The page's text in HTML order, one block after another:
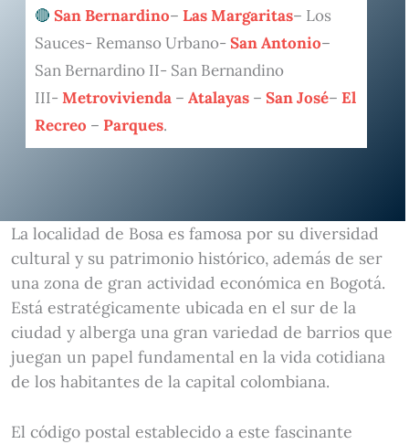
San Bernardino– Las Margaritas– Los
Sauces- Remanso Urbano- San Antonio–
San Bernardino II- San Bernandino
III- Metrovivienda– Atalayas– San José– El
Recreo – Parques.
La localidad de Bosa es famosa por su diversidad
cultural y su patrimonio histórico, además de ser
una zona de gran actividad económica en Bogotá.
Está estratégicamente ubicada en el sur de la
ciudad y alberga una gran variedad de barrios que
juegan un papel fundamental en la vida cotidiana
de los habitantes de la capital colombiana.
El código postal establecido a este fascinante